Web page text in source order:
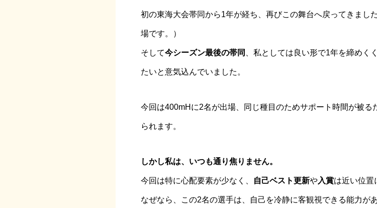
初の東海大会帯同から1年が経ち、再びこの舞台へ戻ってきまし
場です。）
そして今シーズン最後の帯同 、私としては良い形で1年を締めく
たいと意気込んでいました。
今回は400mHに2名が出場、同じ種目のためサポート時間が被る
られます。
しかし私は、いつも通り焦りません。
今回は特に心配要素が少なく、 自己ベスト更新や入賞は近い位置
なぜなら、この2名の選手は、自己を冷静に客観視できる能力が